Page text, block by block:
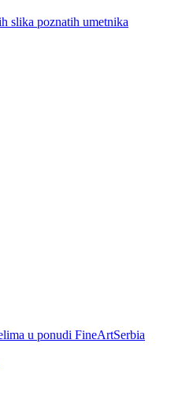
slika poznatih umetnika
u ponudi FineArtSerbia